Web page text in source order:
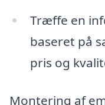
Træffe en
baseret på
pris og
Montering af